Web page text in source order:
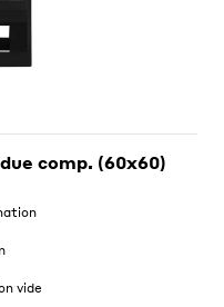
comp. (60x60)
vide